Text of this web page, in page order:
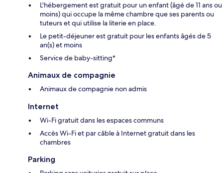
L'hébergement est gratuit pour un enfant (âgé de 11 ans ou
moins) qui occupe la même chambre que ses parents ou
tuteurs et qui utilise la literie en place.
Le petit-déjeuner est gratuit pour les enfants âgés de 5
an(s) et moins
Service de baby-sitting*
Animaux de compagnie
Animaux de compagnie non admis
Internet
Wi-Fi gratuit dans les espaces communs
Accès Wi-Fi et par câble à Internet gratuit dans les
chambres
Parking